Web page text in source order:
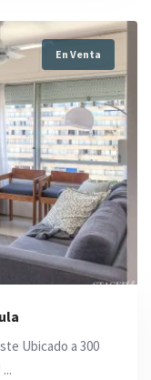
En Venta
Ubicado a 300